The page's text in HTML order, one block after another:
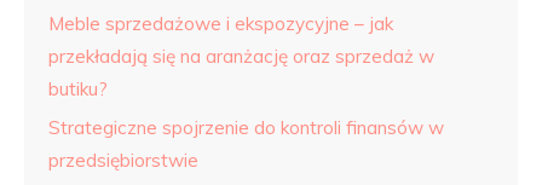
Meble sprzedażowe i ekspozycyjne – jak
przekładają się na aranżację oraz sprzedaż w
butiku?
Strategiczne spojrzenie do kontroli finansów w
przedsiębiorstwie